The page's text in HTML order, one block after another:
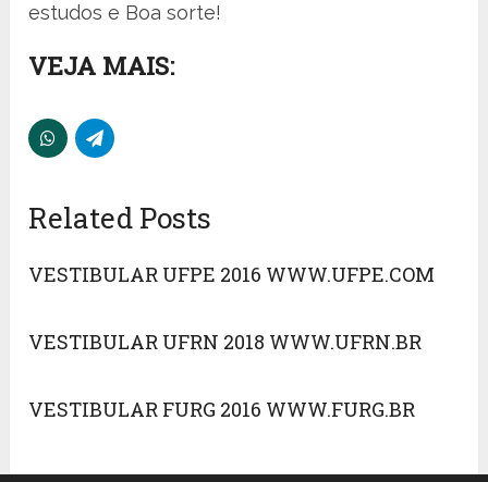
estudos e Boa sorte!
VEJA MAIS:
Related Posts
VESTIBULAR UFPE 2016 WWW.UFPE.COM
VESTIBULAR UFRN 2018 WWW.UFRN.BR
VESTIBULAR FURG 2016 WWW.FURG.BR